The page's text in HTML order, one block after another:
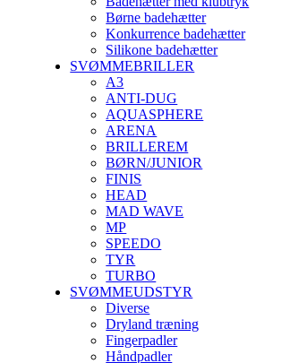
Børne badehætter
Konkurrence badehætter
Silikone badehætter
SVØMMEBRILLER
A3
ANTI-DUG
AQUASPHERE
ARENA
BRILLEREM
BØRN/JUNIOR
FINIS
HEAD
MAD WAVE
MP
SPEEDO
TYR
TURBO
SVØMMEUDSTYR
Diverse
Dryland træning
Fingerpadler
Håndpadler